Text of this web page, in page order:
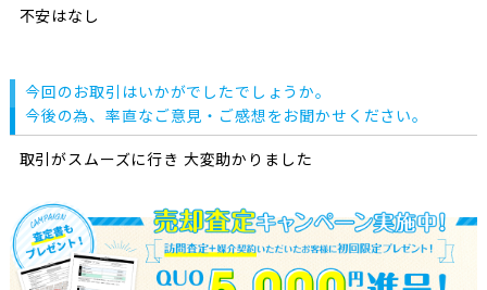
不安はなし
今回のお取引はいかがでしたでしょうか。
今後の為、率直なご意見・ご感想をお聞かせください。
取引がスムーズに行き 大変助かりました